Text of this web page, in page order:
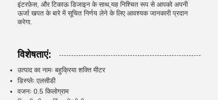
इंटरफ़ेस, और टिकाऊ डिजाइन के साथ,यह निश्चित रूप से आपको अपनी
ऊर्जा खपत के बारे में सूचित निर्णय लेने के लिए आवश्यक जानकारी प्रदान
करेगा.
विशेषताएं:
उत्पाद का नामः बहुक्रिया शक्ति मीटर
डिस्प्लेः एलसीडी
वजनः 0.5 किलोग्राम